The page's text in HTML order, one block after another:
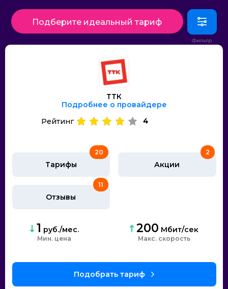
Подберите идеальный тариф
ТТК
Подробнее о провайдере
Рейтинг
4
Тарифы
20
Акции
2
Отзывы
11
1 руб./мес.
Мин. цена
200 Мбит/сек
Макс. скорость
Подобрать тариф